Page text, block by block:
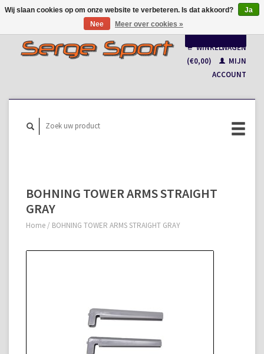
Français
WINKELWAGEN
(€0,00)
MIJN
ACCOUNT
BOHNING TOWER ARMS STRAIGHT
GRAY
Home / BOHNING TOWER ARMS STRAIGHT GRAY
Wij slaan cookies op om onze website te verbeteren. Is dat akkoord?
Ja
Nee
Meer over cookies »